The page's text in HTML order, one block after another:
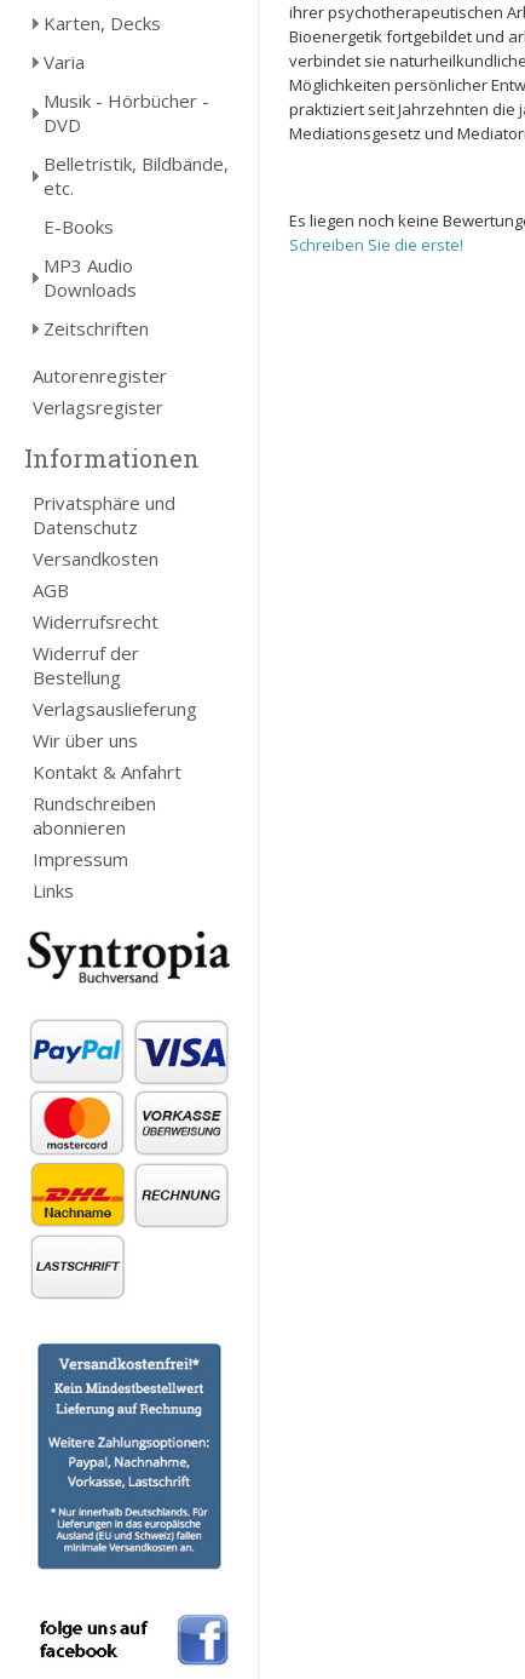
Karten, Decks
Varia
Musik - Hörbücher -
DVD
Belletristik, Bildbände,
etc.
E-Books
MP3 Audio
Downloads
Zeitschriften
Autorenregister
Verlagsregister
Informationen
Privatsphäre und
Datenschutz
Versandkosten
AGB
Widerrufsrecht
Widerruf der
Bestellung
Verlagsauslieferung
Wir über uns
Kontakt & Anfahrt
Rundschreiben
abonnieren
Impressum
Links
ihrer psychotherapeutischen
Bioenergetik fortgebildet und
verbindet sie
Möglichkeiten persönlicher
praktiziert seit Jahrzehnten die
Mediationsgesetz und
Es liegen noch keine
Schreiben Sie die erste!